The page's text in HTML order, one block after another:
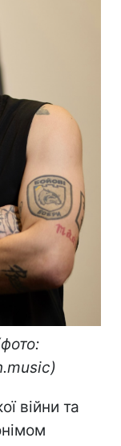
війни та